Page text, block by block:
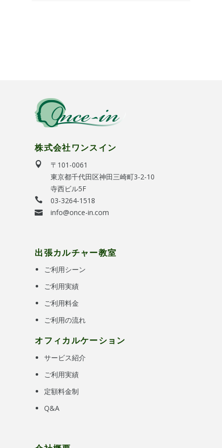
株式会社ワンスイン
〒101-0061
東京都千代田区神田三崎町3-2-10
寺西ビル5F
03-3264-1518
info@once-in.com
出張カルチャー教室
ご利用シーン
ご利用実績
ご利用料金
ご利用の流れ
オフィカルケーション
サービス紹介
ご利用実績
定額料金制
Q&A